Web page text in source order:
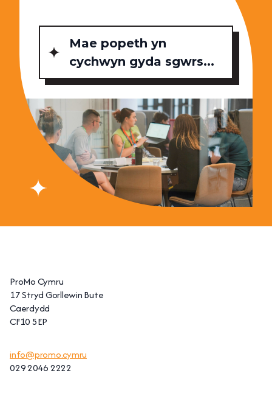
Mae popeth yn
cychwyn gyda sgwrs...
ProMo Cymru
17 Stryd Gorllewin Bute
Caerdydd
CF10 5EP
info@promo.cymru
029 2046 2222